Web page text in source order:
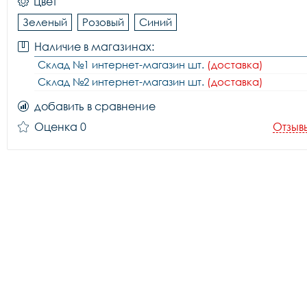
Зеленый Розовый Синий
Наличие в магазинах:
Склад №1 интернет-магазин шт. (доставка)
Склад №2 интернет-магазин шт. (доставка)
добавить в сравнение
Оценка 0